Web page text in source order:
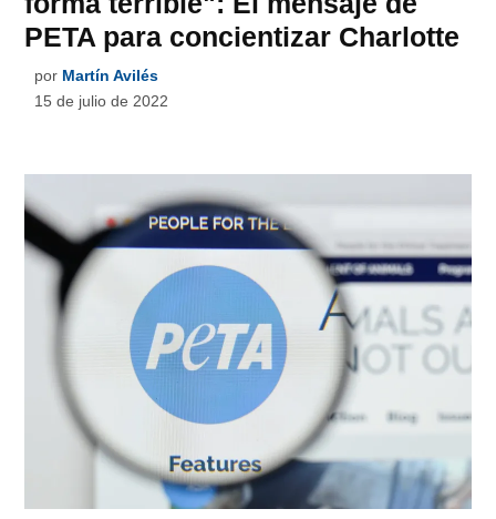
PETA para concientizar Charlotte
por Martín Avilés
15 de julio de 2022